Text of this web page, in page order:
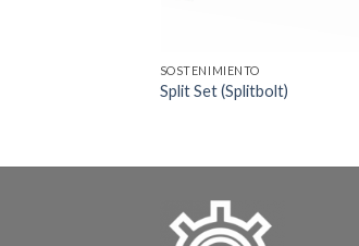
SOSTENIMIENTO
Split Set (Splitbolt)